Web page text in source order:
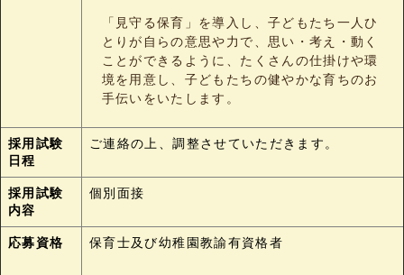
「見守る保育」を導入し、子どもたち一人ひ
とりが自らの意思や力で、思い・考え・動く
ことができるように、たくさんの仕掛けや環
境を用意し、子どもたちの健やかな育ちのお
手伝いをいたします。
採用試験
日程
ご連絡の上、調整させていただきます。
採用試験
内容
個別面接
応募資格 保育士及び幼稚園教諭有資格者